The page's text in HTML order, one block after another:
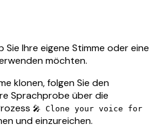
Sie Ihre eigene Stimme oder eine
möchten.
klonen, folgen Sie den
Sprachprobe über die
🎤 Clone your voice for
und einzureichen.